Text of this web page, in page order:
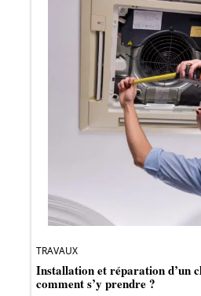
TRAVAUX
Installation et réparation d’un
comment s’y prendre ?